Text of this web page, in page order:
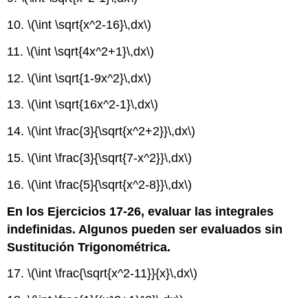
10.\(\int \sqrt{x^2-16}\,dx\)
11.\(\int \sqrt{4x^2+1}\,dx\)
12.\(\int \sqrt{1-9x^2}\,dx\)
13.\(\int \sqrt{16x^2-1}\,dx\)
14.\(\int \frac{3}{\sqrt{x^2+2}}\,dx\)
15.\(\int \frac{3}{\sqrt{7-x^2}}\,dx\)
16.\(\int \frac{5}{\sqrt{x^2-8}}\,dx\)
En los Ejercicios 17-26, evaluar las integrales
indefinidas. Algunos pueden ser evaluados sin
Sustitución Trigonométrica.
17.\(\int \frac{\sqrt{x^2-11}}{x}\,dx\)